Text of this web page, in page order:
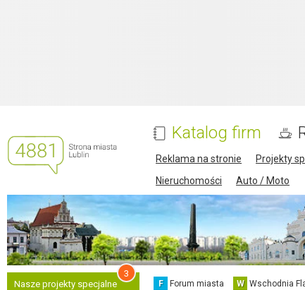
Katalog firm
Reklama na stronie Projekty
Nieruchomości
Auto / Moto
Nasze projekty specjalne
3
F Forum miasta W Wschodnia